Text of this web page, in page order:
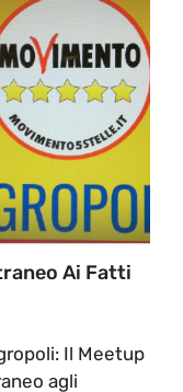
Ai Fatti
Il Meetup
agli